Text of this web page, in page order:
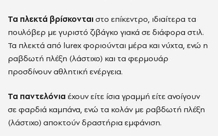
Τα πλεκτά βρίσκονταιστο επίκεντρο, ιδιαίτερα τα
πουλόβερ με γυριστό ζιβάγκο γιακά σε διάφορα στιλ.
Τα πλεκτά από lurex φοριούνται μέρα και νύχτα, ενώ η
ραβδωτή πλέξη (λάστιχο) και τα φερμουάρ
προσδίνουν αθλητική ενέργεια.
Τα παντελόνια έχουν είτε ίσια γραμμή είτε ανοίγουν
σε φαρδιά καμπάνα, ενώ τα κολάν με ραβδωτή πλέξη
(λάστιχο) αποκτούν δραστήρια εμφάνιση.